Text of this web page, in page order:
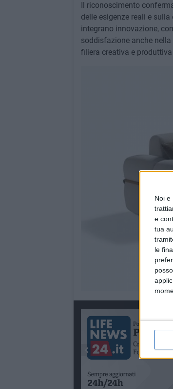
Noi e
e
tua
le
Il riconoscimento
delle esigenze reali e
integrano innovazione,
soddisfazione anche
filiera creativa e